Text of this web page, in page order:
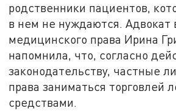
родственники пациентов,
в нем не нуждаются. Адвокат
медицинского права Ирина
напомнила, что, согласно
законодательству, частные
права заниматься торговлей
средствами.